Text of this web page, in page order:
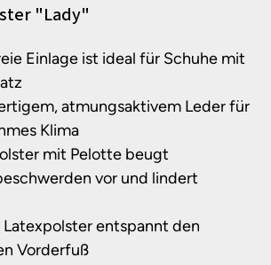
"Lady"
Einlage ist ideal für Schuhe mit
atmungsaktivem Leder für
Klima
mit Pelotte beugt
vor und lindert
Latexpolster entspannt den
Vorderfuß